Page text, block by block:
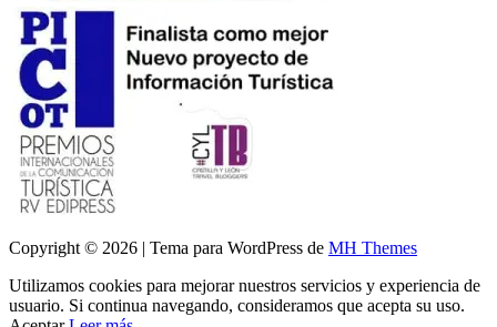
Copyright © 2026 | Tema para WordPress de MH Themes
Utilizamos cookies para mejorar nuestros servicios y experiencia de
usuario. Si continua navegando, consideramos que acepta su uso.